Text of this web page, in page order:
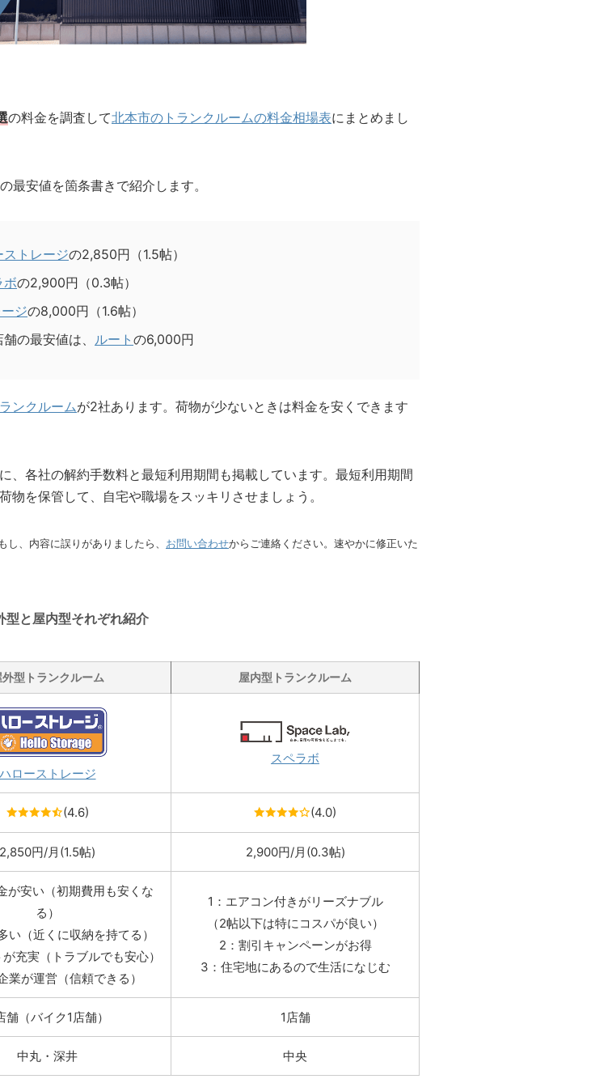
の料金を調査して北本市のトランクルームの料金相場表にまとめまし
最安値を箇条書きで紹介します。
ストレージの2,850円（1.5帖）
ボの2,900円（0.3帖）
ジの8,000円（1.6帖）
の最安値は、 ルート の6,000円
ンクルームが2社あります。荷物が少ないときは料金を安くできます
、各社の解約手数料と最短利用期間も掲載しています。最短利用期間
を保管して、自宅や職場をスッキリさせましょう。
し、内容に誤りがありましたら、 お問い合わせからご連絡ください。速やかに修正いた
型と屋内型それぞれ紹介
外型トランクルーム 屋内型トランクルーム
ハローストレージ
スペラボ
(4.6) (4.0)
2,850円/月(1.5帖) 2,900円/月(0.3帖)
が安い（初期費用も安くな
る）
い（近くに収納を持てる）
充実（トラブルでも安心）
業が運営（信頼できる）
1：エアコン付きがリーズナブル
（2帖以下は特にコスパが良い）
2：割引キャンペーンがお得
3：住宅地にあるので生活になじむ
舗（バイク1店舗） 1店舗
中丸・深井 中央